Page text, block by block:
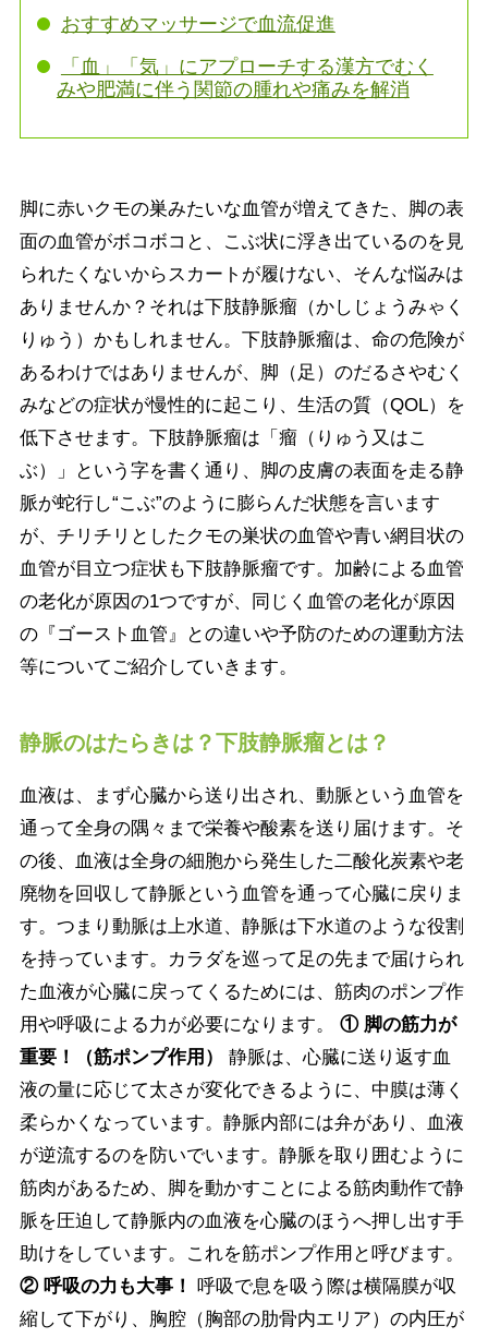
おすすめマッサージで血流促進
「血」「気」にアプローチする漢方でむく
みや肥満に伴う関節の腫れや痛みを解消
脚に赤いクモの巣みたいな血管が増えてきた、脚の表
面の血管がボコボコと、こぶ状に浮き出ているのを見
られたくないからスカートが履けない、そんな悩みは
ありませんか？それは下肢静脈瘤（かしじょうみゃく
りゅう）かもしれません。下肢静脈瘤は、命の危険が
あるわけではありませんが、脚（足）のだるさやむく
みなどの症状が慢性的に起こり、生活の質（QOL）を
低下させます。下肢静脈瘤は「瘤（りゅう又はこ
ぶ）」という字を書く通り、脚の皮膚の表面を走る静
脈が蛇行し“こぶ”のように膨らんだ状態を言います
が、チリチリとしたクモの巣状の血管や青い網目状の
血管が目立つ症状も下肢静脈瘤です。加齢による血管
の老化が原因の1つですが、同じく血管の老化が原因
の『ゴースト血管』との違いや予防のための運動方法
等についてご紹介していきます。
静脈のはたらきは？下肢静脈瘤とは？
血液は、まず心臓から送り出され、動脈という血管を
通って全身の隅々まで栄養や酸素を送り届けます。そ
の後、血液は全身の細胞から発生した二酸化炭素や老
廃物を回収して静脈という血管を通って心臓に戻りま
す。つまり動脈は上水道、静脈は下水道のような役割
を持っています。カラダを巡って足の先まで届けられ
た血液が心臓に戻ってくるためには、筋肉のポンプ作
用や呼吸による力が必要になります。 ① 脚の筋力が
重要！（筋ポンプ作用）
静脈は、心臓に送り返す血
液の量に応じて太さが変化できるように、中膜は薄く
柔らかくなっています。静脈内部には弁があり、血液
が逆流するのを防いでいます。静脈を取り囲むように
筋肉があるため、脚を動かすことによる筋肉動作で静
脈を圧迫して静脈内の血液を心臓のほうへ押し出す手
助けをしています。これを筋ポンプ作用と呼びます。
② 呼吸の力も大事！
呼吸で息を吸う際は横隔膜が収
縮して下がり、胸腔（胸部の肋骨内エリア）の内圧が